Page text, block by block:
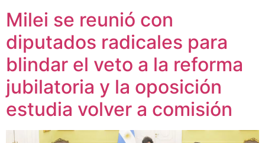
Milei se reunió con
diputados radicales para
blindar el veto a la reforma
jubilatoria y la oposición
estudia volver a comisión